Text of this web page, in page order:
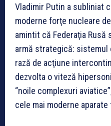
Vladimir Putin a subliniat
moderne forţe nucleare
amintit că Federaţia Rusă
armă strategică: sistemul
rază de acţiune
dezvolta o viteză
“noile complexuri
cele mai moderne aparate